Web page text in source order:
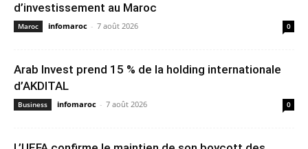
d’investissement au Maroc
Maroc infomaroc - 7 août 2026 0
Arab Invest prend 15 % de la holding internationale
d’AKDITAL
Business infomaroc - 7 août 2026 0